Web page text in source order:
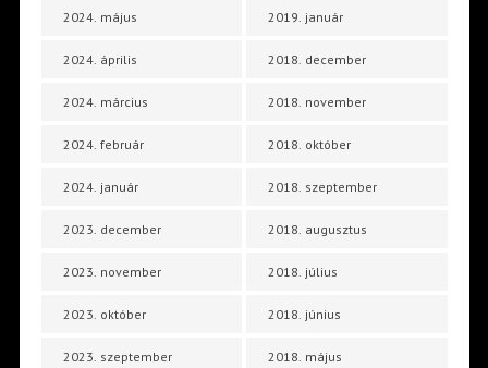
2024. május
2024. április
2024. március
2024. február
2024. január
2023. december
2023. november
2023. október
2023. szeptember
2019. január
2018. december
2018. november
2018. október
2018. szeptember
2018. augusztus
2018. július
2018. június
2018. május